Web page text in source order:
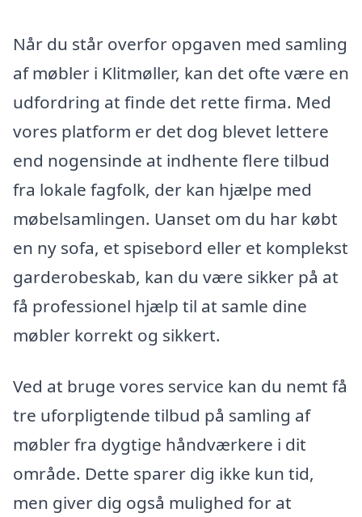
Når du står overfor opgaven med samling
af møbler i Klitmøller, kan det ofte være en
udfordring at finde det rette firma. Med
vores platform er det dog blevet lettere
end nogensinde at indhente flere tilbud
fra lokale fagfolk, der kan hjælpe med
møbelsamlingen. Uanset om du har købt
en ny sofa, et spisebord eller et komplekst
garderobeskab, kan du være sikker på at
få professionel hjælp til at samle dine
møbler korrekt og sikkert.
Ved at bruge vores service kan du nemt få
tre uforpligtende tilbud på samling af
møbler fra dygtige håndværkere i dit
område. Dette sparer dig ikke kun tid,
men giver dig også mulighed for at